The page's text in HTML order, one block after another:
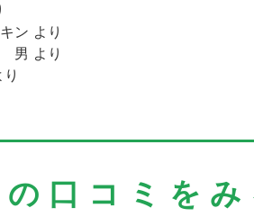
ン より
男 より
り
口コミをみ